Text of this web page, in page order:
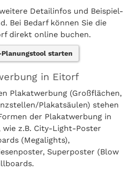
Detailinfos und Beispiel-
Bei Bedarf können Sie die
direkt online buchen.
starten
in Eitorf
Plakatwerbung (Großflächen,
Plakatsäulen) stehen
der Plakatwerbung in
wie z.B. City-Light-Poster
(Megalights),
Superposter (Blow